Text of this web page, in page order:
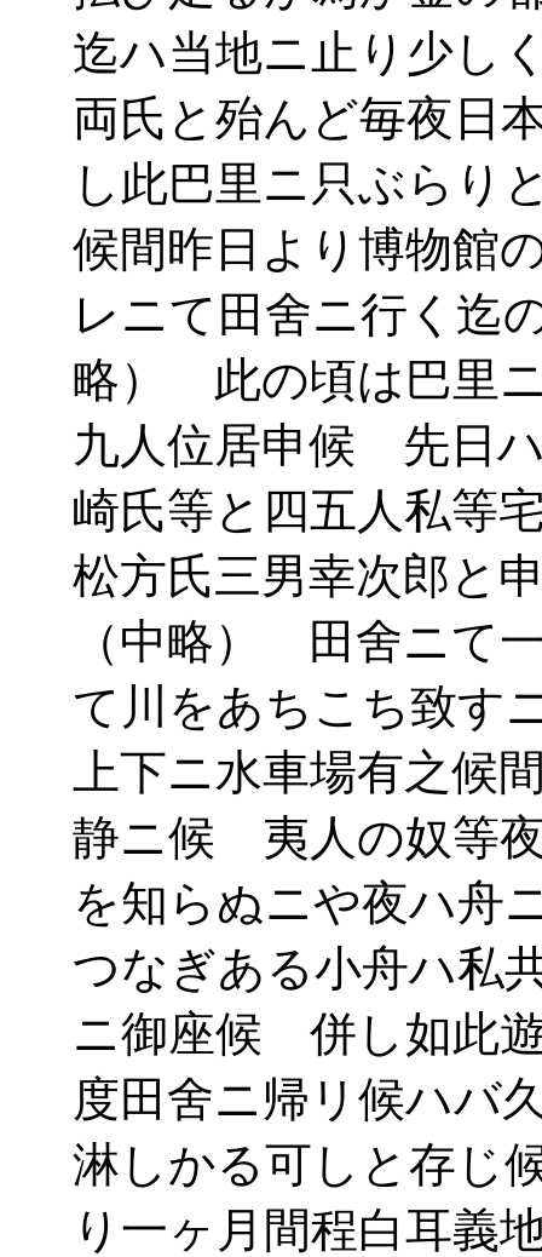
迄ハ当地ニ止り少し
両氏と殆んど毎夜日
し此巴里ニ只ぶらり
候間昨日より博物館
レニて田舍ニ行く迄
略） 此の頃は巴里
九人位居申候 先日
崎氏等と四五人私等
松方氏三男幸次郎と
（中略） 田舍ニて
て川をあちこち致す
上下ニ水車場有之候
静ニ候 夷人の奴等
を知らぬニや夜ハ舟
つなぎある小舟ハ私
ニ御座候 併し如此
度田舍ニ帰リ候ハバ
淋しかる可しと存じ
り一ヶ月間程白耳義